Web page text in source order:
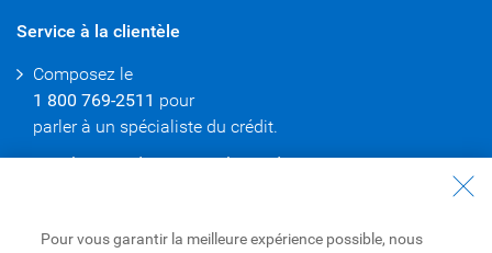
Service à la clientèle
Composez le
1 800 769-2511 pour
parler à un spécialiste du crédit.
Localisateur de succursales et de GAB
Pour vous garantir la meilleure expérience possible, nous